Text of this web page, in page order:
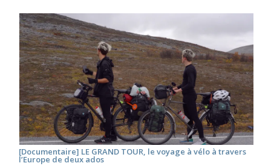
[Documentaire] LE GRAND TOUR, le voyage à vélo à travers
l’Europe de deux ados